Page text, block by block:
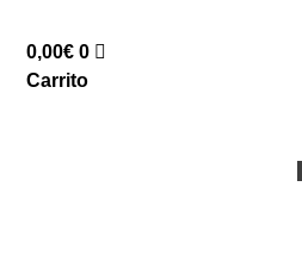
0,00€ 0
Carrito